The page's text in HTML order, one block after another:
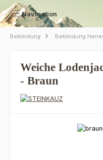
Navigation
Bekleidung Bekleidung
Weiche
- Braun
Bildergalerie überspringen